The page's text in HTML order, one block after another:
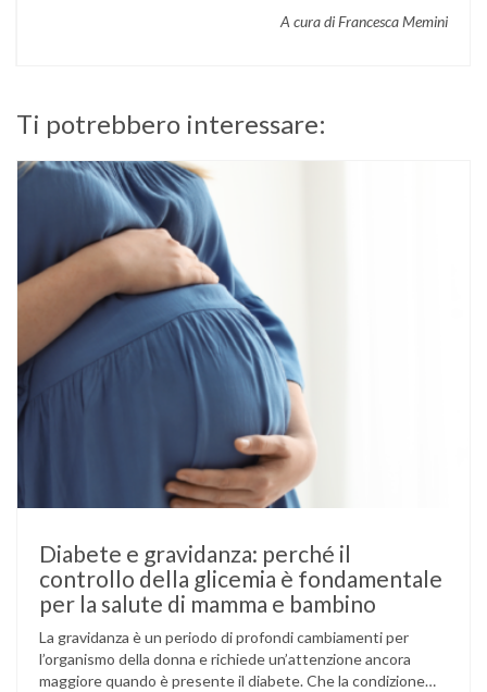
A cura di Francesca Memini
Ti potrebbero interessare:
Diabete e gravidanza: perché il
controllo della glicemia è fondamentale
per la salute di mamma e bambino
La gravidanza è un periodo di profondi cambiamenti per
l’organismo della donna e richiede un’attenzione ancora
maggiore quando è presente il diabete. Che la condizione